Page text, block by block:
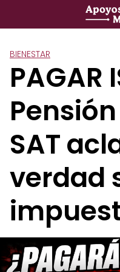
BIENESTAR
PAGAR
SAT
verdad